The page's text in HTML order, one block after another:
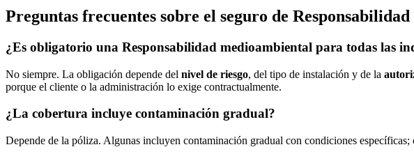
Preguntas frecuentes sobre el seguro de
¿Es obligatorio una Responsabilidad medioambiental para todas las
No siempre. La obligación depende del nivel de riesgo, del tipo de instalación y de la
porque el cliente o la administración lo exige contractualmente.
¿La cobertura incluye contaminación gradual?
Depende de la póliza. Algunas incluyen contaminación gradual con condiciones